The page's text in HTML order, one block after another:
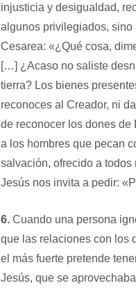
injusticia y desigualdad,
algunos privilegiados,
Cesarea: «¿Qué cosa,
[…] ¿Acaso no saliste
tierra? Los bienes
reconoces al Creador, ni
de reconocer los dones de
a los hombres que pecan
salvación, ofrecido a todos
Jesús nos invita a pedir:
6. Cuando una persona
que las relaciones con los
el más fuerte pretende
Jesús, que se